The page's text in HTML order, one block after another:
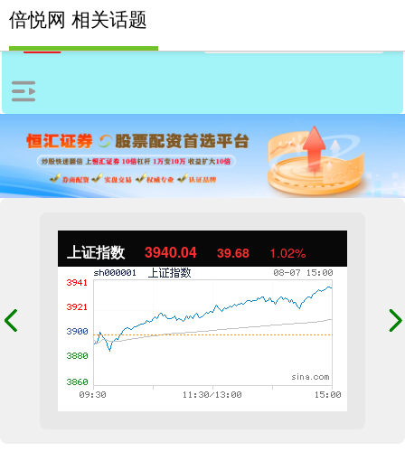
上证指数 3940.04 39.68 1.02%
倍悦网 相关话题